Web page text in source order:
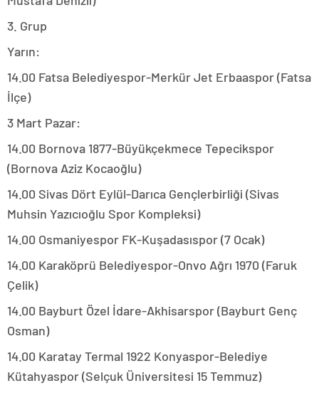
3. Grup
Yarın:
14.00 Fatsa Belediyespor-Merkür Jet Erbaaspor (Fatsa
İlçe)
3 Mart Pazar:
14.00 Bornova 1877-Büyükçekmece Tepecikspor
(Bornova Aziz Kocaoğlu)
14.00 Sivas Dört Eylül-Darıca Gençlerbirliği (Sivas
Muhsin Yazıcıoğlu Spor Kompleksi)
14.00 Osmaniyespor FK-Kuşadasıspor (7 Ocak)
14.00 Karaköprü Belediyespor-Onvo Ağrı 1970 (Faruk
Çelik)
14.00 Bayburt Özel İdare-Akhisarspor (Bayburt Genç
Osman)
14.00 Karatay Termal 1922 Konyaspor-Belediye
Kütahyaspor (Selçuk Üniversitesi 15 Temmuz)